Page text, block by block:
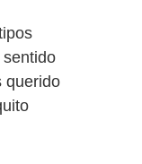
querido